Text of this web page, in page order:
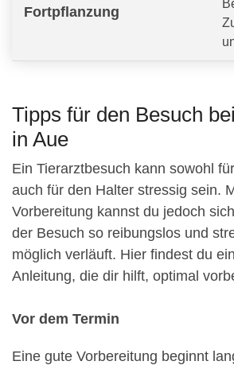
Fortpflanzung
Tipps für den Besuch
in Aue
Ein Tierarztbesuch kann sowohl
auch für den Halter stressig sein.
Vorbereitung kannst du jedoch
der Besuch so reibungslos und
möglich verläuft. Hier findest du
Anleitung, die dir hilft, optimal
Vor dem Termin
Eine gute Vorbereitung beginnt